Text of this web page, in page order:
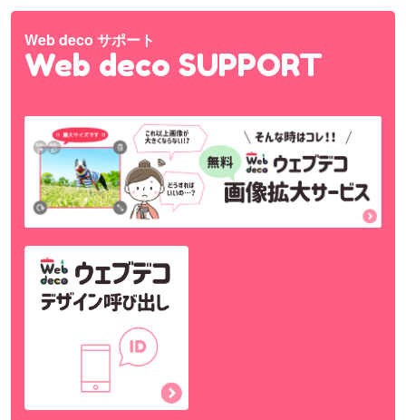
Web deco サポート
Web deco SUPPORT